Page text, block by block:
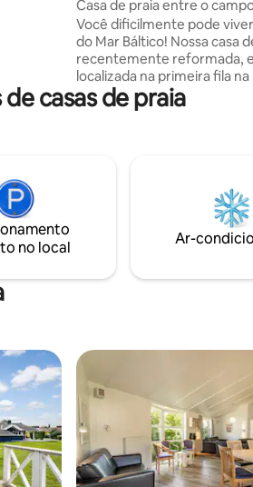
Casa de praia entre o
NOVA com sauna!
Você dificilmente pode
do Mar Báltico! Nossa casa
recentemente reformada,
localizada na primeira fila
de Fehmarnsund, com
do Mar Báltico e da ponte
com muito carinho, oferece
coração deseja e, mesmo
sempre tem uma vista para
Agora, com sauna própria!
casas de praia
no local
Ar-